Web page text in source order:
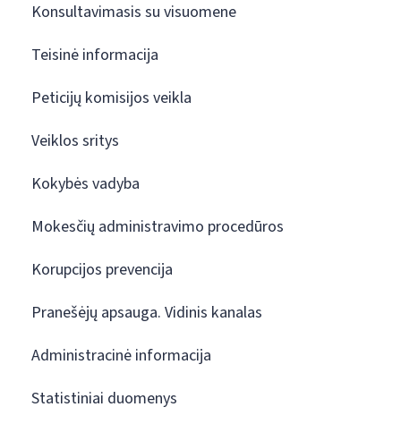
Konsultavimasis su visuomene
Teisinė informacija
Peticijų komisijos veikla
Veiklos sritys
Kokybės vadyba
Mokesčių administravimo procedūros
Korupcijos prevencija
Pranešėjų apsauga. Vidinis kanalas
Administracinė informacija
Statistiniai duomenys